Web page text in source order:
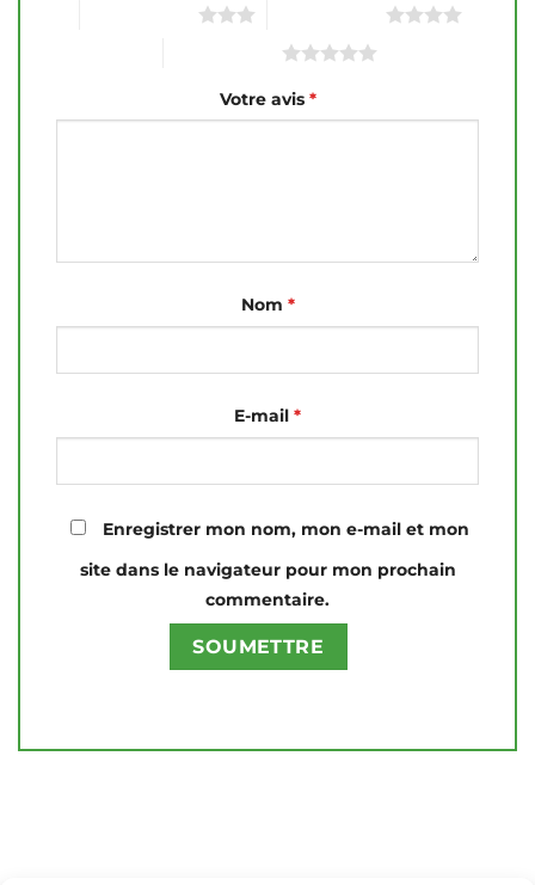
Votre avis *
Nom *
E-mail *
Enregistrer mon nom, mon e-mail et mon
site dans le navigateur pour mon prochain
commentaire.